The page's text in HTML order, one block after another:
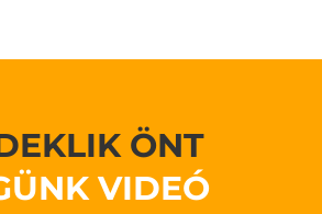
ÖNT
VIDEÓ